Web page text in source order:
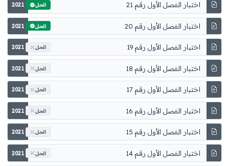
اختبار الفصل الأول رقم 21 2021 الحل
اختبار الفصل الأول رقم 20 2021 الحل
اختبار الفصل الأول رقم 19 2021 الحل
اختبار الفصل الأول رقم 18 2021 الحل
اختبار الفصل الأول رقم 17 2021 الحل
اختبار الفصل الأول رقم 16 2021 الحل
اختبار الفصل الأول رقم 15 2021 الحل
اختبار الفصل الأول رقم 14 2021 الحل